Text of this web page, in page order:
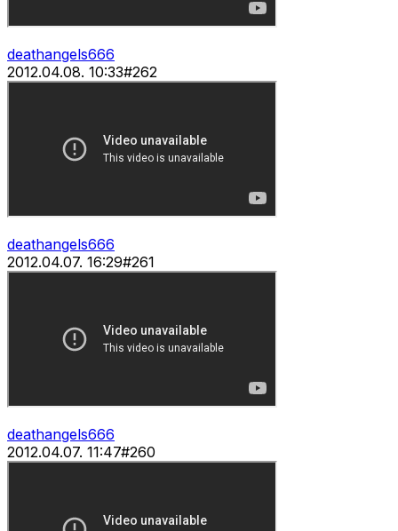
deathangels666
2012.04.08. 10:33#262
deathangels666
2012.04.07. 16:29#261
deathangels666
2012.04.07. 11:47#260